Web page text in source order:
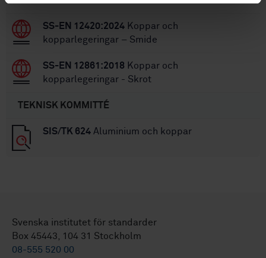
SS-EN 12420:2024 Koppar och
kopparlegeringar – Smide
SS-EN 12861:2018 Koppar och
kopparlegeringar - Skrot
TEKNISK KOMMITTÉ
SIS/TK 624 Aluminium och koppar
Svenska institutet för standarder
Box 45443, 104 31 Stockholm
08-555 520 00